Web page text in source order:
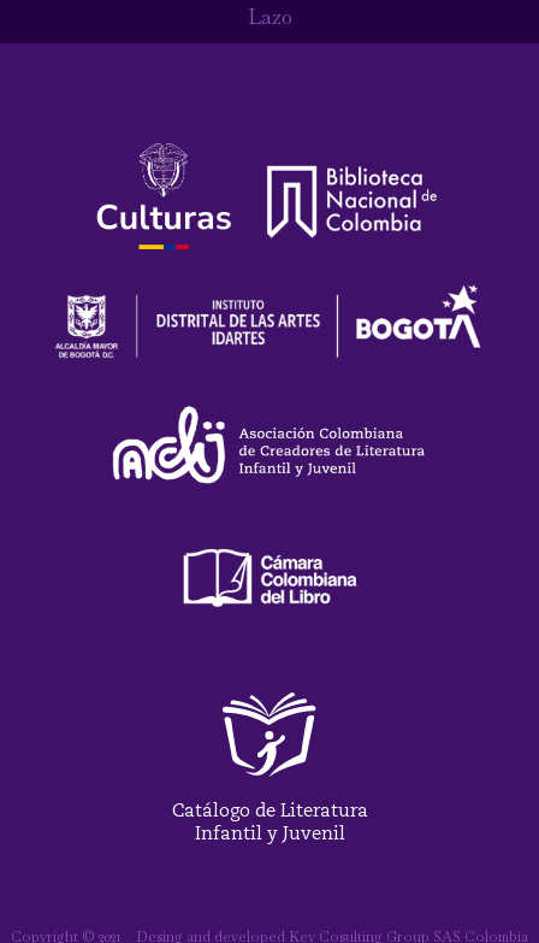
Lazo
Catálogo de Literatura
Infantil y Juvenil
Copyright © 2021 Desing and developed Key Cosulting Group SAS Colombia